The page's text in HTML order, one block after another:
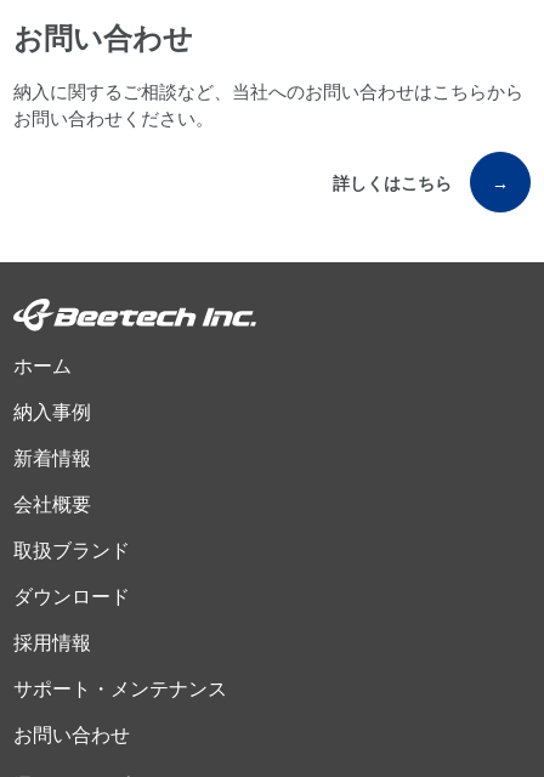
お問い合わせ
納入に関するご相談など、当社へのお問い合わせはこちらから
お問い合わせください。
詳しくはこちら →
ホーム
納入事例
新着情報
会社概要
取扱ブランド
ダウンロード
採用情報
サポート・メンテナンス
お問い合わせ